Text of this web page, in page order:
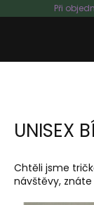
na
Při
UNISEX
Chtěli jsme
návštěvy, znáte